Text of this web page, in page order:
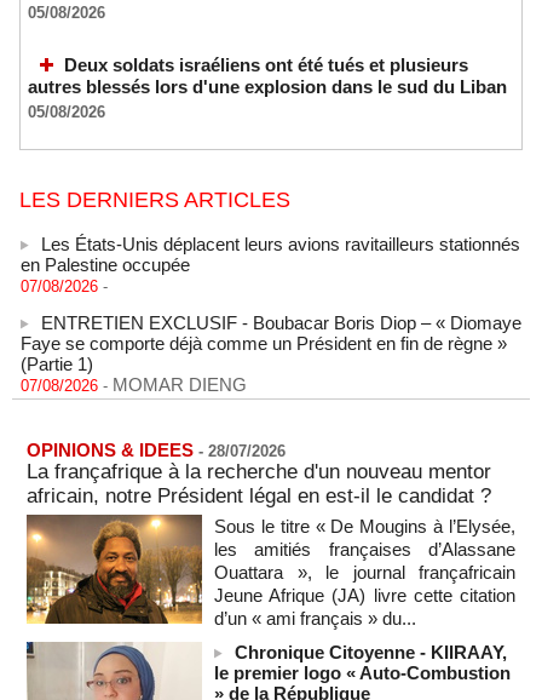
05/08/2026
Deux soldats israéliens ont été tués et plusieurs
autres blessés lors d'une explosion dans le sud du Liban
05/08/2026
LES DERNIERS ARTICLES
en Palestine occupée
ENTRETIEN EXCLUSIF - Boubacar Boris Diop – « Diomaye
Faye se comporte déjà comme un Président en fin de règne »
07/08/2026 - MOMAR DIENG
SENEGAL - Les Unes de la presse quotidienne du 7 août
2026
07/08/2026 -MOMO ALADJI
L'Iran annonce le démantèlement d'un réseau du Mossad
dans la province de Kerman
06/08/2026 -
Cédéao : le PAPS veut renforcer son efficacité opérationnelle
06/08/2026 -
L'armée nigériane obtient une hausse salariale historique
06/08/2026 -
Au Nigeria, plus de 300 victimes d’enlèvements ont été
libérées
06/08/2026 -
OPINIONS & IDEES - 28/07/2026
La françafrique à la recherche d'un nouveau mentor
africain, notre Président légal en est-il le candidat ?
Sous le titre « De Mougins à l’Elysée,
les amitiés françaises d’Alassane
Ouattara », le journal françafricain
Jeune Afrique (JA) livre cette citation
d’un « ami français » du...
Chronique Citoyenne - KIIRAAY,
le premier logo « Auto-Combustion
» de la République